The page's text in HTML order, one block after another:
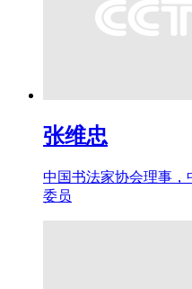
张维忠
中国书法家协会理事，
委员